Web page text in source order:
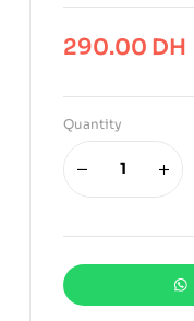
290.00 DH
Quantity